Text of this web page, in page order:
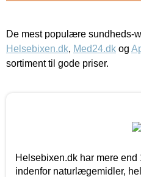
De mest populære sundheds-
Helsebixen.dk, Med24.dk og
sortiment til gode priser.
Helsebixen.dk har mere
indenfor naturlægemidler,